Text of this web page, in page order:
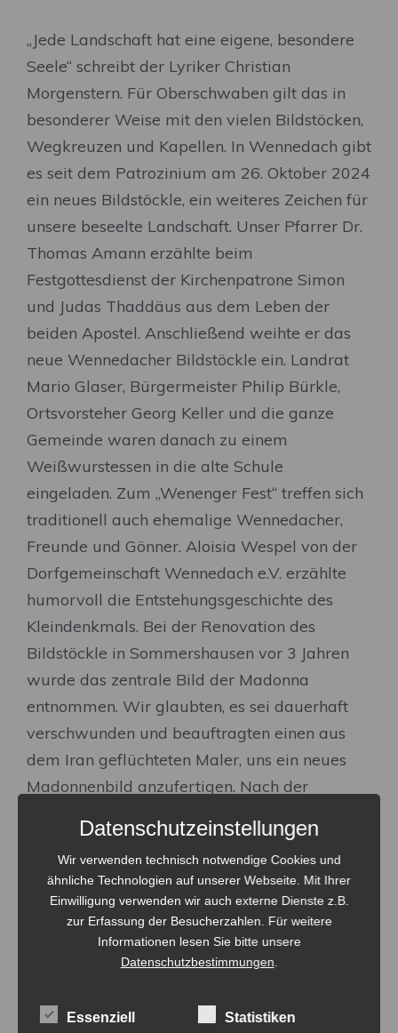
„Jede Landschaft hat eine eigene, besondere
Seele“ schreibt der Lyriker Christian
Morgenstern. Für Oberschwaben gilt das in
besonderer Weise mit den vielen Bildstöcken,
Wegkreuzen und Kapellen. In Wennedach gibt
es seit dem Patrozinium am 26. Oktober 2024
ein neues Bildstöckle, ein weiteres Zeichen für
unsere beseelte Landschaft. Unser Pfarrer Dr.
Thomas Amann erzählte beim
Festgottesdienst der Kirchenpatrone Simon
und Judas Thaddäus aus dem Leben der
beiden Apostel. Anschließend weihte er das
neue Wennedacher Bildstöckle ein. Landrat
Mario Glaser, Bürgermeister Philip Bürkle,
Ortsvorsteher Georg Keller und die ganze
Gemeinde waren danach zu einem
Weißwurstessen in die alte Schule
eingeladen. Zum „Wenenger Fest“ treffen sich
traditionell auch ehemalige Wennedacher,
Freunde und Gönner. Aloisia Wespel von der
Dorfgemeinschaft Wennedach e.V. erzählte
humorvoll die Entstehungsgeschichte des
Kleindenkmals. Bei der Renovation des
Bildstöckle in Sommershausen vor 3 Jahren
wurde das zentrale Bild der Madonna
entnommen. Wir glaubten, es sei dauerhaft
verschwunden und beauftragten einen aus
dem Iran geflüchteten Maler, uns ein neues
Madonnenbild anzufertigen. Nach der
wieder auf und wurde wieder im
Sommershauser Bildstock aufgestellt. Jetzt
hatten wir aber noch dieses neue
Madonnenbild, gemalt von einem Zoroastrier,
einem Anhänger der Religion um Zarathustra.
So entstand der Wunsch, ein neues Bildstöckle
unteren Einfahrt von Maselheim kommend,
Datenschutzeinstellungen
Wir verwenden technisch notwendige Cookies und
ähnliche Technologien auf unserer Webseite. Mit Ihrer
Einwilligung verwenden wir auch externe Dienste z.B.
zur Erfassung der Besucherzahlen. Für weitere
Informationen lesen Sie bitte unsere
Datenschutzbestimmungen
Essenziell Statistiken